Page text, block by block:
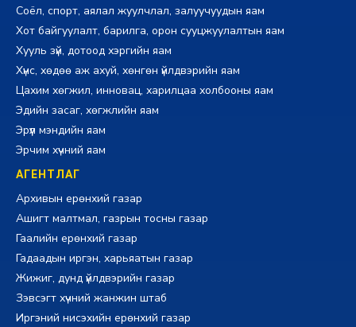
Соёл, спорт, аялал жуулчлал, залуучуудын яам
Хот байгуулалт, барилга, орон сууцжуулалтын яам
Хууль зүй, дотоод хэргийн яам
Хүнс, хөдөө аж ахуй, хөнгөн үйлдвэрийн яам
Цахим хөгжил, инновац, харилцаа холбооны яам
Эдийн засаг, хөгжлийн яам
Эрүүл мэндийн яам
Эрчим хүчний яам
АГЕНТЛАГ
Архивын ерөнхий газар
Ашигт малтмал, газрын тосны газар
Гаалийн ерөнхий газар
Гадаадын иргэн, харьяатын газар
Жижиг, дунд үйлдвэрийн газар
Зэвсэгт хүчний жанжин штаб
Иргэний нисэхийн ерөнхий газар